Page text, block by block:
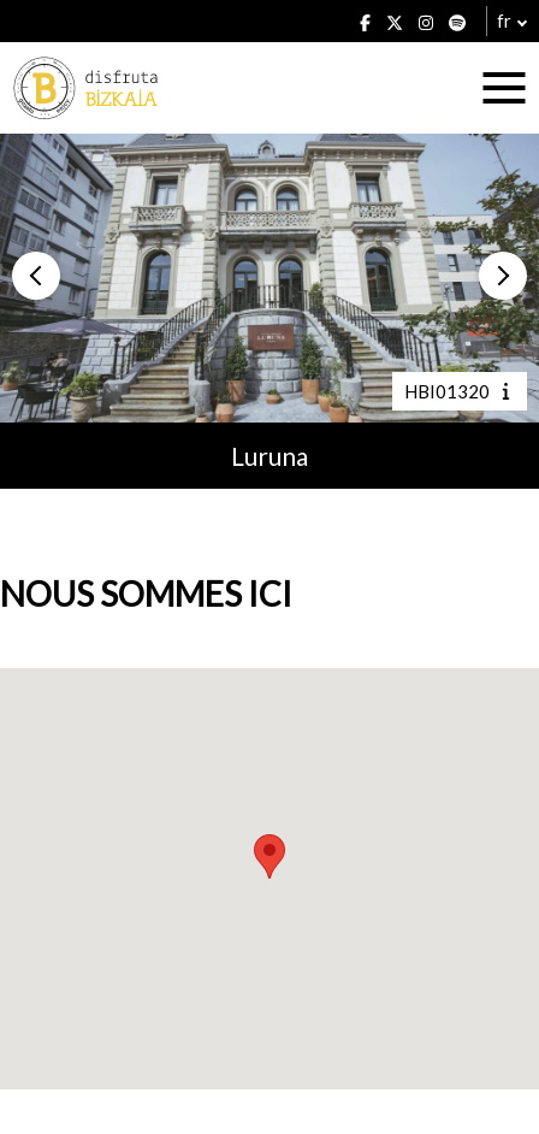
fr
Hébergement
Établissements
Plans
HBI01320
Luruna
NOUS SOMMES ICI